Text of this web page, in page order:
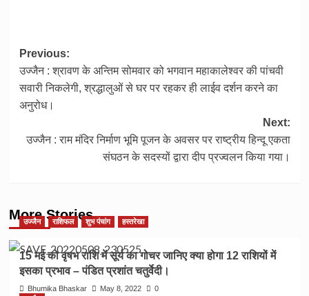
Post
navigation
Previous:
उज्जैन : श्रावण के अन्तिम सोमवार को भगवान महाकालेश्वर की पांचवी
सवारी निकलेगी, श्रद्धालुओं से घर पर रहकर ही लाईव दर्शन करने का
अनुरोध।
Next:
उज्जैन : राम मंदिर निर्माण भूमि पूजन के अवसर पर राष्ट्रीय हिन्दू एकता
संघठन के सदस्यों द्वारा दीप प्रज्वलन किया गया।
More Stories
उज्जैन राशिफल शुभ पंचांग हस्तरेखा
15 मई को वृषभ राशि में सूर्य का गोचर जानिए क्या होगा 12 राशियों में
इसका प्रभाव – पंडित प्रशांत चतुर्वेदी।
Bhumika Bhaskar May 8, 2022
0